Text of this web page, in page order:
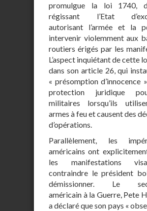
promulgue la loi 1740,
régissant l’Etat
autorisant l’armée et la
intervenir violemment aux
routiers érigés par les
L’aspect inquiétant de cette
dans son article 26, qui
« présomption d’innocence
protection juridique
militaires lorsqu’ils
armes à feu et causent des
d’opérations.
Parallèlement, les
américains ont
les manifestations
contraindre le président
démissionner. Le
américain à la Guerre, Pete
a déclaré que son pays «